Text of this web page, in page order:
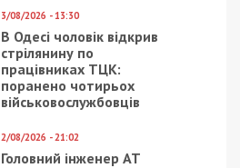
3/08/2026 - 13:30
В Одесі чоловік відкрив
стрілянину по
працівниках ТЦК:
поранено чотирьох
військовослужбовців
2/08/2026 - 21:02
Головний інженер АТ